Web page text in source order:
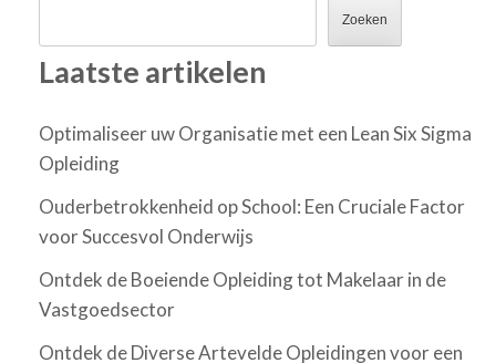
Zoeken
Laatste artikelen
Optimaliseer uw Organisatie met een Lean Six Sigma
Opleiding
Ouderbetrokkenheid op School: Een Cruciale Factor
voor Succesvol Onderwijs
Ontdek de Boeiende Opleiding tot Makelaar in de
Vastgoedsector
Ontdek de Diverse Artevelde Opleidingen voor een